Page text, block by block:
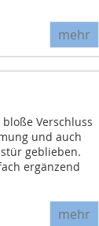
mehr
Verschluss
und auch
geblieben.
ergänzend
mehr